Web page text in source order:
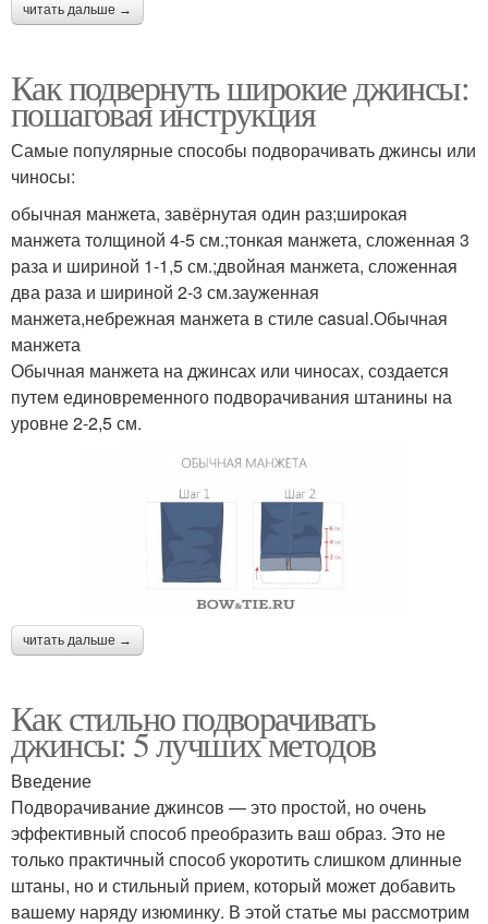
читать дальше →
Как подвернуть широкие джинсы:
пошаговая инструкция
Самые популярные способы подворачивать джинсы или
чиносы:
обычная манжета, завёрнутая один раз;широкая
манжета толщиной 4-5 см.;тонкая манжета, сложенная 3
раза и шириной 1-1,5 см.;двойная манжета, сложенная
два раза и шириной 2-3 см.зауженная
манжета,небрежная манжета в стиле casual.Обычная
манжета
Обычная манжета на джинсах или чиносах, создается
путем единовременного подворачивания штанины на
уровне 2-2,5 см.
читать дальше →
Как стильно подворачивать
джинсы: 5 лучших методов
Введение
Подворачивание джинсов — это простой, но очень
эффективный способ преобразить ваш образ. Это не
только практичный способ укоротить слишком длинные
штаны, но и стильный прием, который может добавить
вашему наряду изюминку. В этой статье мы рассмотрим